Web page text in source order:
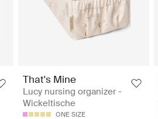
That's Mine
Lucy nursing organizer -
Wickeltische
ONE SIZE